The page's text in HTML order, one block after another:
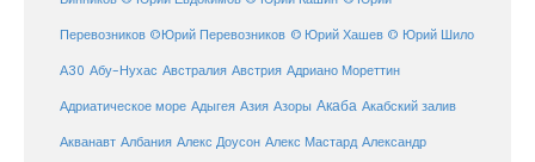
Перевозников ©Юрий Перевозников © Юрий Хашев © Юрий Шило
А30 Абу-Нухас Австралия Австрия Адриано Мореттин
Адриатическое море Адыгея Азия Азоры Акаба Акабский залив
Акванавт Албания Алекс Доусон Алекс Мастард Александр